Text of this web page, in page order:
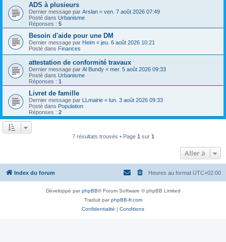
ADS à plusieurs
Dernier message par Arslan « ven. 7 août 2026 07:49
Posté dans Urbanisme
Réponses : 5
Besoin d'aide pour une DM
Dernier message par Heim « jeu. 6 août 2026 10:21
Posté dans Finances
attestation de conformité travaux
Dernier message par Al Bundy « mer. 5 août 2026 09:33
Posté dans Urbanisme
Réponses : 1
Livret de famille
Dernier message par LLmairie « lun. 3 août 2026 09:33
Posté dans Population
Réponses : 2
7 résultats trouvés • Page 1 sur 1
Aller à
Index du forum Heures au format UTC+02:00
Développé parphpBB® Forum Software © phpBB Limited
Traduit parphpBB-fr.com
Confidentialité | Conditions